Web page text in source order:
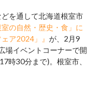
を通して北海道根室市
室の自然・歴史・食」に
ア2024」』 が、2月9
場イベントコーナーで開
時30分まで)。根室市、